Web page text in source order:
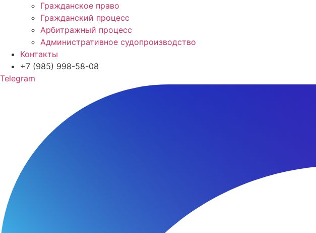
Гражданское право
Гражданский процесс
Арбитражный процесс
Административное судопроизводство
Контакты
+7 (985) 998-58-08
Telegram